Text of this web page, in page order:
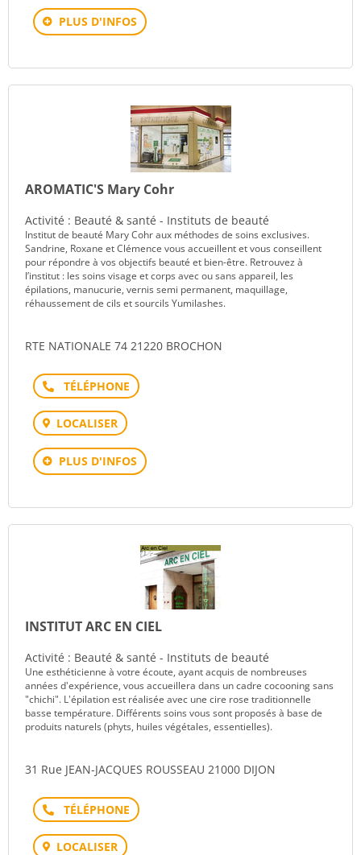
PLUS D'INFOS
AROMATIC'S Mary Cohr
Activité : Beauté & santé - Instituts de beauté
Institut de beauté Mary Cohr aux méthodes de soins exclusives.
Sandrine, Roxane et Clémence vous accueillent et vous conseillent
pour répondre à vos objectifs beauté et bien-être. Retrouvez à
l’institut : les soins visage et corps avec ou sans appareil, les
épilations, manucurie, vernis semi permanent, maquillage,
réhaussement de cils et sourcils Yumilashes.
RTE NATIONALE 74 21220 BROCHON
Téléphone
LOCALISER
PLUS D'INFOS
INSTITUT ARC EN CIEL
Activité : Beauté & santé - Instituts de beauté
Une esthéticienne à votre écoute, ayant acquis de nombreuses
années d'expérience, vous accueillera dans un cadre cocooning sans
"chichi". L'épilation est réalisée avec une cire rose traditionnelle
basse température. Différents soins vous sont proposés à base de
produits naturels (phyts, huiles végétales, essentielles).
31 Rue JEAN-JACQUES ROUSSEAU 21000 DIJON
Téléphone
LOCALISER